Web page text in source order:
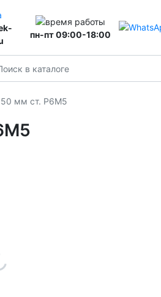
пн-пт 09:00-18:00
50 мм ст. Р6М5